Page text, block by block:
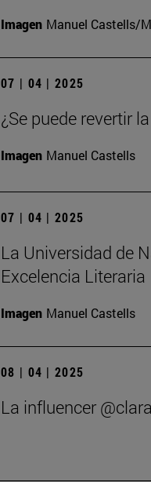
Imagen Manuel Castells/
07 | 04 | 2025
¿Se puede revertir
Imagen Manuel Castells
07 | 04 | 2025
La Universidad de
Excelencia Literaria
Imagen Manuel Castells
08 | 04 | 2025
La influencer